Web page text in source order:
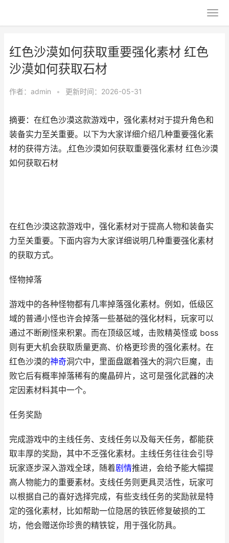
红色沙漠如何获取重要强化素材 红色
沙漠如何获取石材
作者： admin • 更新时间：2026-05-31
摘要：在红色沙漠这款游戏中，强化素材对于提升角色和
装备实力至关重要。以下为大家详细介绍几种重要强化素
材的获得方法。,红色沙漠如何获取重要强化素材 红色沙漠
如何获取石材
在红色沙漠这款游戏中，强化素材对于提高人物和装备实
力至关重要。下面内容为大家详细说明几种重要强化素材
的获取方式。
怪物掉落
游戏中的各种怪物都有几率掉落强化素材。例如，低级区
域的普通小怪也许会掉落一些基础的强化材料，玩家可以
通过不断刷怪来积累。而在顶级区域，击败精英怪或 boss
则有更大机会获取质量更高、价格更珍贵的强化素材。在
红色沙漠的神奇洞穴中，里面盘踞着强大的洞穴巨魔，击
败它后有概率掉落稀有的魔晶碎片，这可是强化武器的决
定因素材料其中一个。
任务奖励
完成游戏中的主线任务、支线任务以及每天任务，都能获
取丰厚的奖励，其中不乏强化素材。主线任务往往会引导
玩家逐步深入游戏全球，随着剧情推进，会给予能大幅提
高人物能力的重要素材。支线任务则更具灵活性，玩家可
以根据自己的喜好选择完成，有些支线任务的奖励就是特
定的强化素材，比如帮助一位隐居的铁匠修复破损的工
坊，他会赠送你珍贵的精铁锭，用于强化防具。